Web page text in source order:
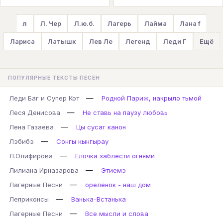
л Л. Чер Л.ю.б. Лагерь Лайма Лана f
Лариса Латышк Лев Ле Легенд Леди Г Ещё
ПОПУЛЯРНЫЕ ТЕКСТЫ ПЕСЕН
Леди Баг и Супер Кот —
Родной Париж, накрыло тьмой
Леся Денисова
—
Не ставь на паузу любовь
Лена Газаева
—
Цы сусаг канон
Лэбибэ
—
Сонгы кынгырау
Л.Олифирова
—
Елочка заблести огнями
Лилиана Ирназарова
—
Этиемэ
Лагерные Песни
—
орелёнок - наш дом
Леприконсы
—
Ванька-Встанька
Лагерные Песни
—
Все мысли и слова